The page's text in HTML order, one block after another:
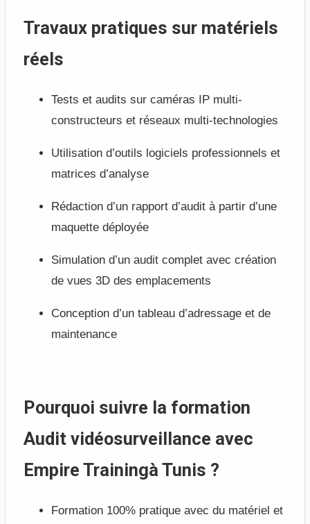
Travaux pratiques sur matériels
réels
Tests et audits sur caméras IP multi-
constructeurs et réseaux multi-technologies
Utilisation d’outils logiciels professionnels et
matrices d’analyse
Rédaction d’un rapport d’audit à partir d’une
maquette déployée
Simulation d’un audit complet avec création
de vues 3D des emplacements
Conception d’un tableau d’adressage et de
maintenance
Pourquoi suivre la formation
Audit vidéosurveillance avec
Empire Trainingà Tunis ?
Formation 100% pratique avec du matériel et